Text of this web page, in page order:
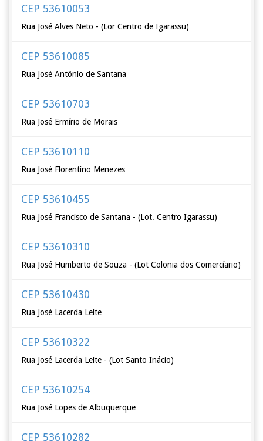
CEP 53610053
Rua José Alves Neto - (Lor Centro de Igarassu)
CEP 53610085
Rua José Antônio de Santana
CEP 53610703
Rua José Ermírio de Morais
CEP 53610110
Rua José Florentino Menezes
CEP 53610455
Rua José Francisco de Santana - (Lot. Centro Igarassu)
CEP 53610310
Rua José Humberto de Souza - (Lot Colonia dos Comercíario)
CEP 53610430
Rua José Lacerda Leite
CEP 53610322
Rua José Lacerda Leite - (Lot Santo Inácio)
CEP 53610254
Rua José Lopes de Albuquerque
CEP 53610282